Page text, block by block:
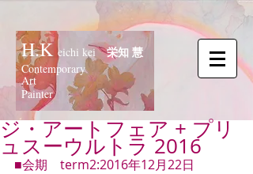
H.Keichi kei栄知 慧
Contemporary
Art
Painter
ジ・アートフェア + プリ
ュスーウルトラ 2016
■会期　term2:2016年12月22日